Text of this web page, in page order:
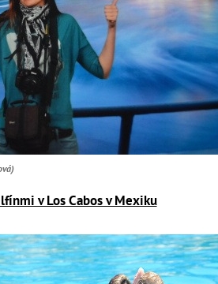
v Los Cabos v Mexiku